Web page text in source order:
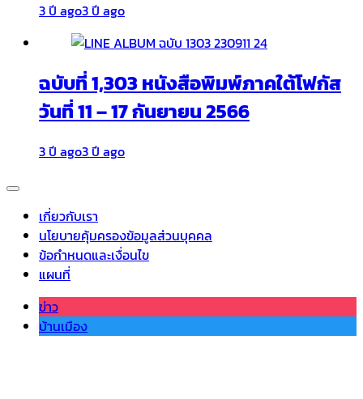
3 ปี ago3 ปี ago
ฉบับที่ 1,303 หนังสือพิมพ์ภาคใต้โฟกัส
วันที่ 11 – 17 กันยายน 2566
3 ปี ago3 ปี ago
เกี่ยวกับเรา
นโยบายคุ้มครองข้อมูลส่วนบุคคล
ข้อกำหนดและเงื่อนไข
แผนที่
ข่าว
บ้านเมือง